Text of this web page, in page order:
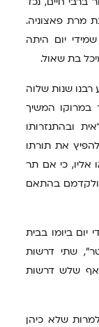
מרת פאצוניה.
יום היתה
בת שאול.
רבנו שנות שלוה
המשיך
ובהתנזרותו
את תורתו
אליו, כי אם תר
ולקדמם בהתאם
יום ביומו בבית
שתי דרשות
אף שלש דרשות
שלא כיהן